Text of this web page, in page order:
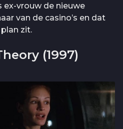
ex-vrouw de nieuwe
van de casino’s en dat
zit.
(1997)